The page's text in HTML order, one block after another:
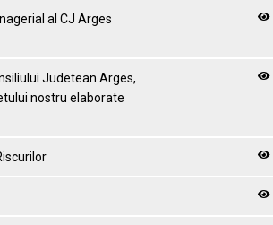
al CJ Arges
Judetean Arges,
nostru elaborate